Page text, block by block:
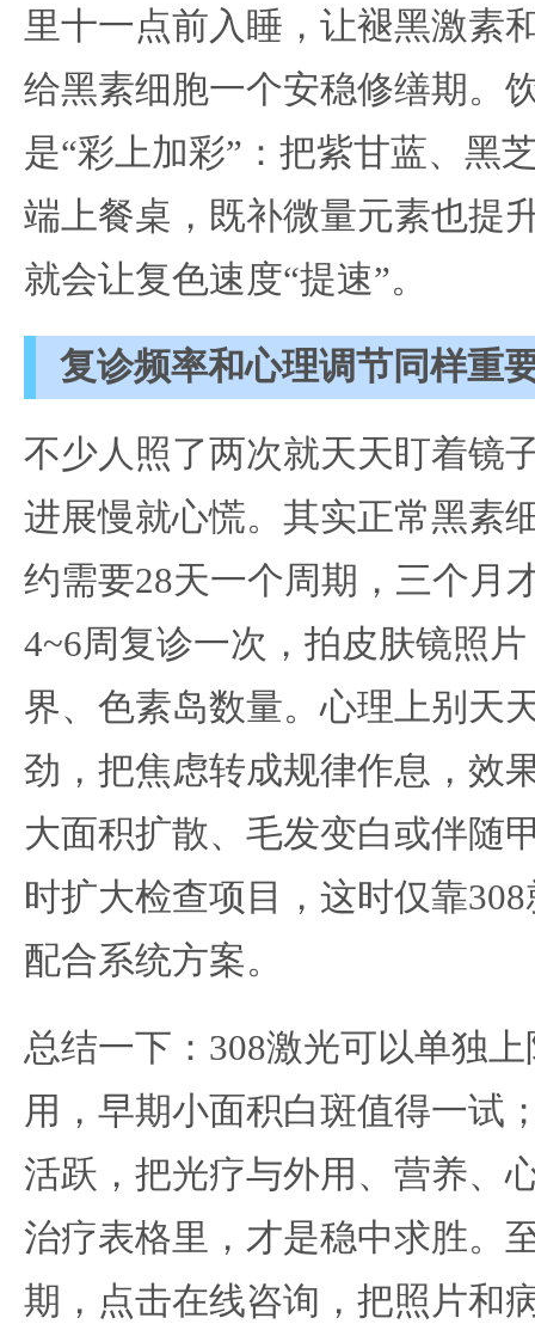
里十一点前入睡，让褪黑激素
给黑素细胞一个安稳修缮期。
是“彩上加彩”：把紫甘蓝、黑
端上餐桌，既补微量元素也提
就会让复色速度“提速”。
复诊频率和心理调节同样重
不少人照了两次就天天盯着镜
进展慢就心慌。其实正常黑素
约需要28天一个周期，三个月
4~6周复诊一次，拍皮肤镜照
界、色素岛数量。心理上别天
劲，把焦虑转成规律作息，效
大面积扩散、毛发变白或伴随
时扩大检查项目，这时仅靠
配合系统方案。
总结一下：308激光可以单独
用，早期小面积白斑值得一试
活跃，把光疗与外用、营养、
治疗表格里，才是稳中求胜。
期，点击在线咨询，把照片和